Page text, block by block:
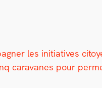
les ini­tia­tives
car­a­vanes pour